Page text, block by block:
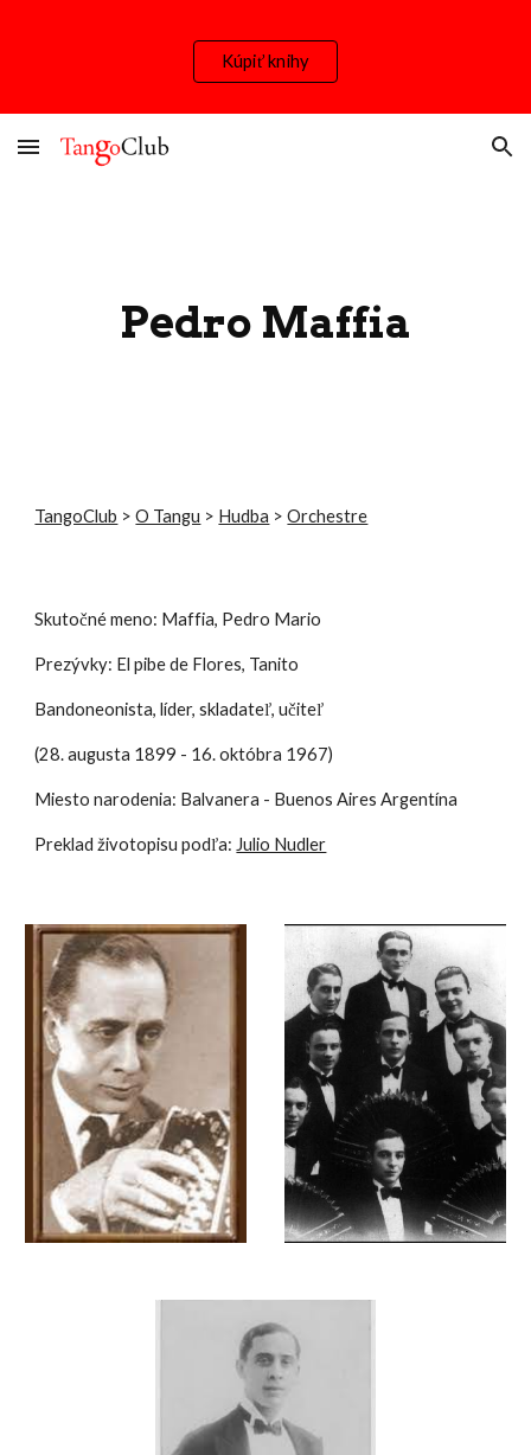
Kúpiť knihy
Pedro Maffia
TangoClub >O Tangu > Hudba >Orchestre
Skutočné meno: Maffia, Pedro Mario
Prezývky: El pibe de Flores, Tanito
Bandoneonista, líder, skladateľ, učiteľ
(28. augusta 1899 - 16. októbra 1967)
Miesto narodenia: Balvanera - Buenos Aires Argentína
Preklad životopisu podľa: Julio Nudler